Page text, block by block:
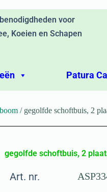
voor
Koeien en Schapen
Patura
/ gegolfde schoftbuis, 2
gegolfde schoftbuis, 2
Art. nr.